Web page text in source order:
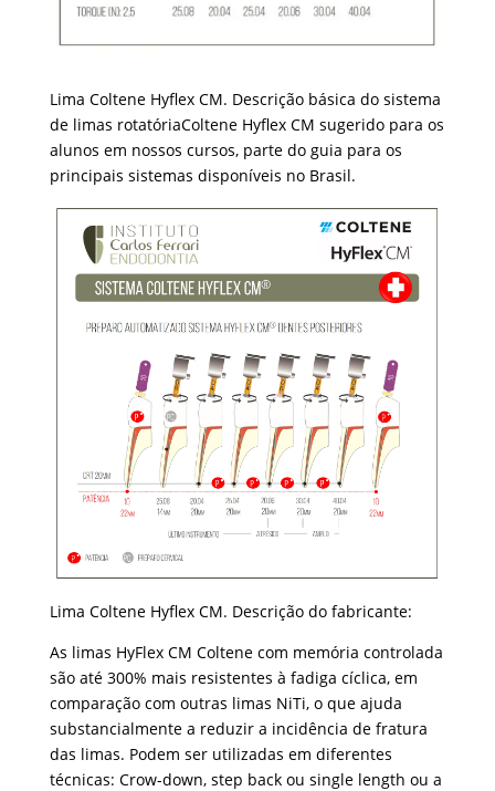
Lima Coltene Hyflex CM. Descrição básica do sistema
de limas rotatóriaColtene Hyflex CM sugerido para os
alunos em nossos cursos, parte do guia para os
principais sistemas disponíveis no Brasil.
Lima Coltene Hyflex CM. Descrição do fabricante:
As limas HyFlex CM Coltene com memória controlada
são até 300% mais resistentes à fadiga cíclica, em
comparação com outras limas NiTi, o que ajuda
substancialmente a reduzir a incidência de fratura
das limas. Podem ser utilizadas em diferentes
técnicas: Crow-down, step back ou single length ou a